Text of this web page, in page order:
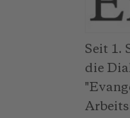
Seit 1.
die